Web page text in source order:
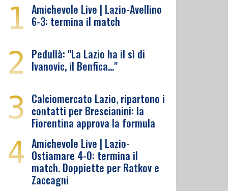
1 Amichevole Live | Lazio-Avellino
6-3: termina il match
2 Pedullà: "La Lazio ha il sì di
Ivanovic, il Benfica…"
3 Calciomercato Lazio, ripartono i
contatti per Brescianini: la
Fiorentina approva la formula
4 Amichevole Live | Lazio-
Ostiamare 4-0: termina il
match. Doppiette per Ratkov e
Zaccagni